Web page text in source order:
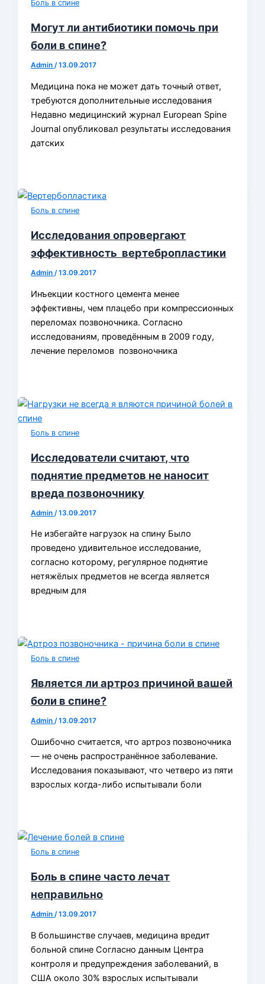
Боль в спине
Могут ли антибиотики помочь при
боли в спине?
Admin/13.09.2017
Медицина пока не может дать точный ответ,
требуются дополнительные исследования
Недавно медицинский журнал European Spine
Journal опубликовал результаты исследования
датских
Боль в спине
Исследования опровергают
эффективность вертебропластики
Admin/13.09.2017
Инъекции костного цемента менее
эффективны, чем плацебо при компрессионных
переломах позвоночника. Согласно
исследованиям, проведённым в 2009 году,
лечение переломов позвоночника
Боль в спине
Исследователи считают, что
поднятие предметов не наносит
вреда позвоночнику
Admin /13.09.2017
Не избегайте нагрузок на спину Было
проведено удивительное исследование,
согласно которому, регулярное поднятие
нетяжёлых предметов не всегда является
вредным для
Боль в спине
Является ли артроз причиной вашей
боли в спине?
Admin/13.09.2017
Ошибочно считается, что артроз позвоночника
— не очень распространённое заболевание.
Исследования показывают, что четверо из пяти
взрослых когда-либо испытывали боли
Боль в спине
Боль в спине часто лечат
неправильно
Admin/13.09.2017
В большинстве случаев, медицина вредит
больной спине Согласно данным Центра
контроля и предупреждения заболеваний, в
США около 30% взрослых испытывали